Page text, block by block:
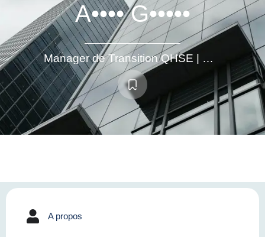
A•••• G•••••
Manager de Transition QHSE | Direction Qualité, Sécurité & Environnement | Gestion de Crise | Transformation Industrielle | Multisites
A propos